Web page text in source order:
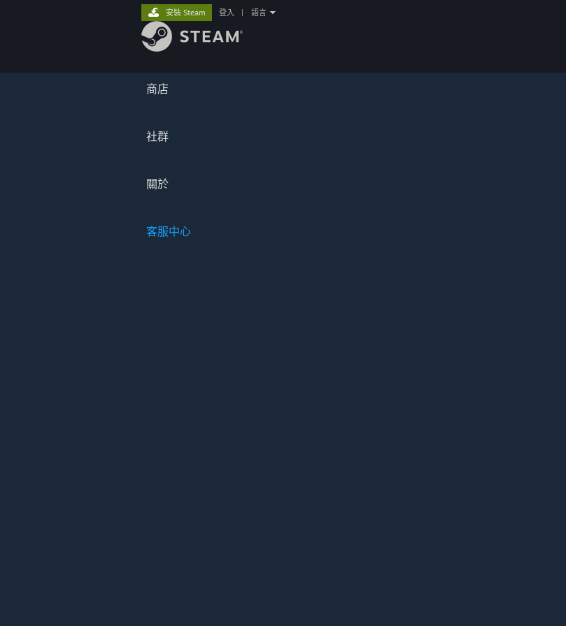
商店
社群
關於
客服中心
安裝 Steam 登入 語言